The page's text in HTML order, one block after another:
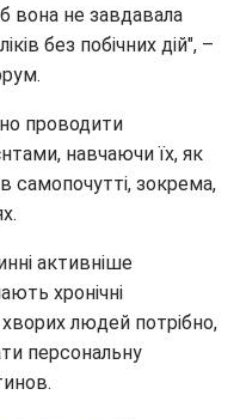
вона не завдавала
без побічних дій", –
проводити
навчаючи їх, як
самопочутті, зокрема,
активніше
хронічні
хворих людей потрібно,
персональну